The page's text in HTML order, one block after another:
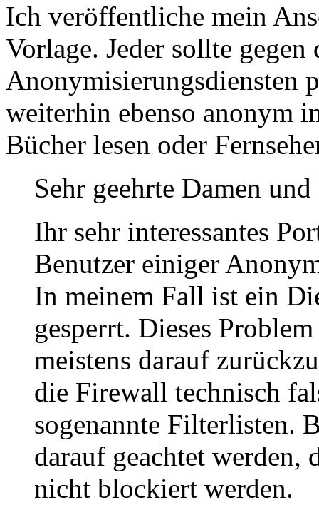
Ich veröffentliche mein
Vorlage. Jeder sollte
Anonymisierungsdiensten
weiterhin ebenso anonym
Bücher lesen oder
Sehr geehrte Damen
Ihr sehr interessantes
Benutzer einiger
In meinem Fall ist ein
gesperrt. Dieses
meistens darauf
die Firewall technisch
sogenannte Filterlisten.
darauf geachtet werden,
nicht blockiert werden.